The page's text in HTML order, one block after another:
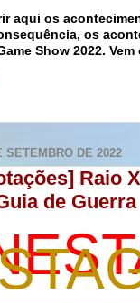
aqui os
os
Show 2022. Vem
SETEMBRO DE 2022
Raio
de Guerra